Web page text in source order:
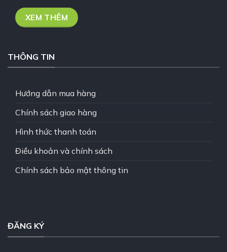
XEM THÊM
THÔNG TIN
Hướng dẫn mua hàng
Chính sách giao hàng
Hình thức thanh toán
Điều khoản và chính sách
Chính sách bảo mật thông tin
ĐĂNG KÝ